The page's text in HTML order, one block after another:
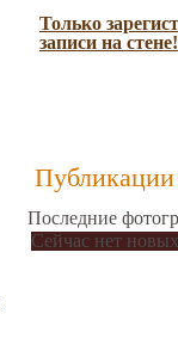
Только
записи на стене!
Публикации
Последние
Сейчас нет